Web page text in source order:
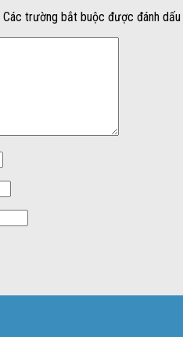
Các trường bắt buộc được đánh dấu